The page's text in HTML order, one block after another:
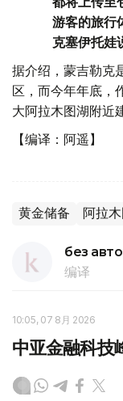
游客的旅行
克塞伊托娃
据介绍，蒙吉勒克
区，而今年年底，
大阿拉木图湖附近
【编译：阿遥】
黄金储备 阿拉
без
编译
10:05, 07 8月 2026
中亚金融科技